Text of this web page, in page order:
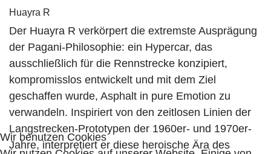
Huayra R
Der Huayra R verkörpert die extremste Ausprägung
der Pagani-Philosophie: ein Hypercar, das
ausschließlich für die Rennstrecke konzipiert,
kompromisslos entwickelt und mit dem Ziel
geschaffen wurde, Asphalt in pure Emotion zu
verwandeln. Inspiriert von den zeitlosen Linien der
Langstrecken-Prototypen der 1960er- und 1970er-
Jahre, interpretiert er diese heroische Ära des
Wir benutzen Cookies